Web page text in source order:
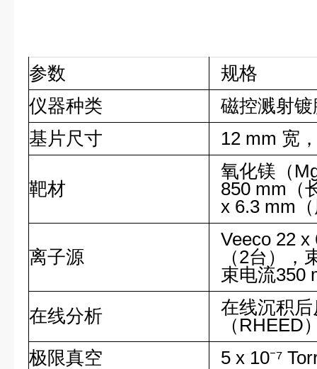
参数
规格
仪器种类
磁控溅射
基片尺寸
12 mm 宽
靶材
氧化镁（
850 mm（
x 6.3 mm
离子源
Veeco 22
（2台），
束电流350
在线分析
在线沉积
（RHEED
极限真空
5 x 10⁻⁷